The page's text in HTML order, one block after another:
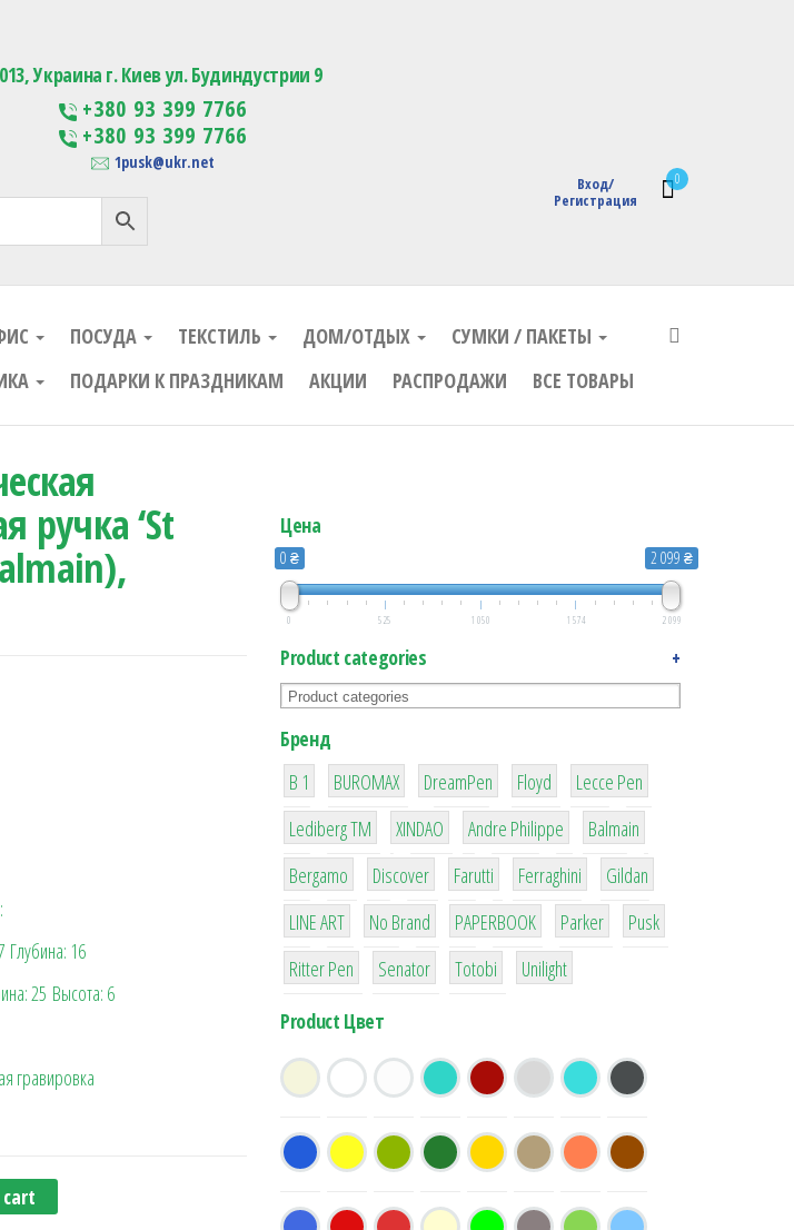
Изготовление сувенирной продукции с логотипом
0
Вход/
Регистрация
Украина г. Киев ул. Будиндустрии 9
+380 93 399 7766
+380 93 399 7766
1pusk@ukr.net
ПОСУДА ТЕКСТИЛЬ ДОМ/ОТДЫХ
СУМКИ / ПАКЕТЫ
ПОДАРКИ К ПРАЗДНИКАМ АКЦИИ РАСПРОДАЖИ ВСЕ ТОВАРЫ
ручка ‘St
Глубина: 16
25 Высота: 6
гравировка
ручка 'St Martin' (Balmain), черная quantity
Цена
0 ₴ 2 099 ₴
0 525 1 050 1 574 2 099
Product categories +
Бренд
B 1
1
BUROMAX
1
DreamPen
2
Floyd
2
Lecce Pen
3
Lediberg ТМ
3
XINDAO
1
Andre Philippe
4
Balmain
26
Bergamo
64
Discover
299
Farutti
4
Ferraghini
42
Gildan
4
LINE ART
90
No Brand
8
PAPERBOOK
6
Parker
2
Pusk
22
Ritter Pen
15
Senator
43
Totobi
1
Unilight
Product Цвет